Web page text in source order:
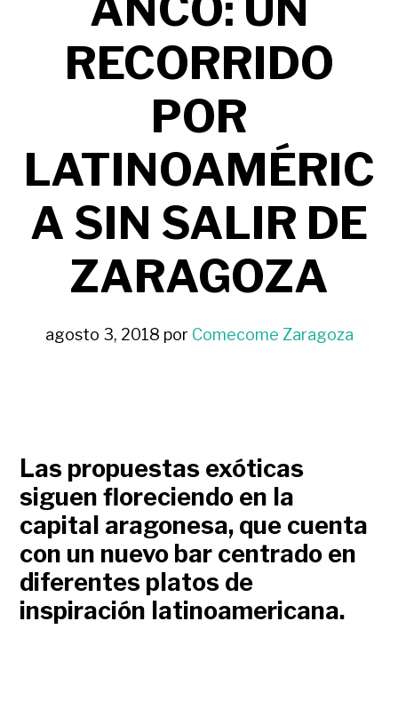
RECORRIDO
POR
LATINOAMÉRIC
A SIN SALIR DE
ZARAGOZA
agosto 3, 2018 por Comecome Zaragoza
Las propuestas exóticas
siguen floreciendo en la
capital aragonesa, que cuenta
con un nuevo bar centrado en
diferentes platos de
inspiración latinoamericana.